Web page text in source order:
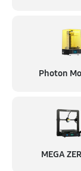
Photon
MEGA